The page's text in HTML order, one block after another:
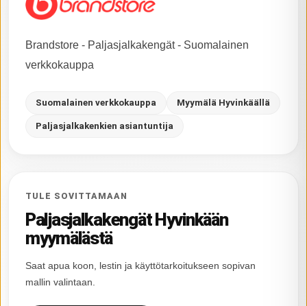
Brandstore - Paljasjalkakengät - Suomalainen
verkkokauppa
Suomalainen verkkokauppa Myymälä Hyvinkäällä
Paljasjalkakenkien asiantuntija
TULE SOVITTAMAAN
Paljasjalkakengät Hyvinkään
myymälästä
Saat apua koon, lestin ja käyttötarkoitukseen sopivan
mallin valintaan.